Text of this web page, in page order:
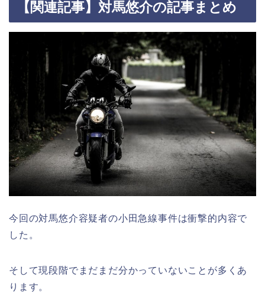
【関連記事】対馬悠介の記事まとめ
今回の対馬悠介容疑者の小田急線事件は衝撃的内容で
した。
そして現段階でまだまだ分かっていないことが多くあ
ります。